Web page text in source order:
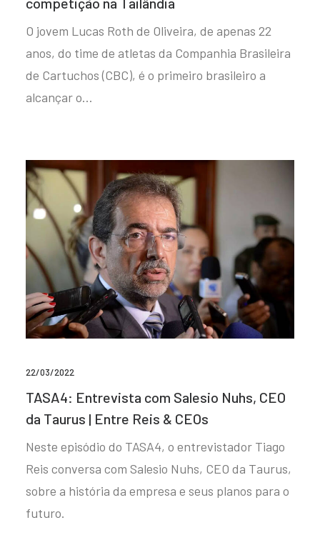
O jovem Lucas Roth de Oliveira, de apenas 22
anos, do time de atletas da Companhia Brasileira
de Cartuchos (CBC), é o primeiro brasileiro a
alcançar o…
22/03/2022
TASA4: Entrevista com Salesio Nuhs, CEO
da Taurus | Entre Reis & CEOs
Neste episódio do TASA4, o entrevistador Tiago
Reis conversa com Salesio Nuhs, CEO da Taurus,
sobre a história da empresa e seus planos para o
futuro.